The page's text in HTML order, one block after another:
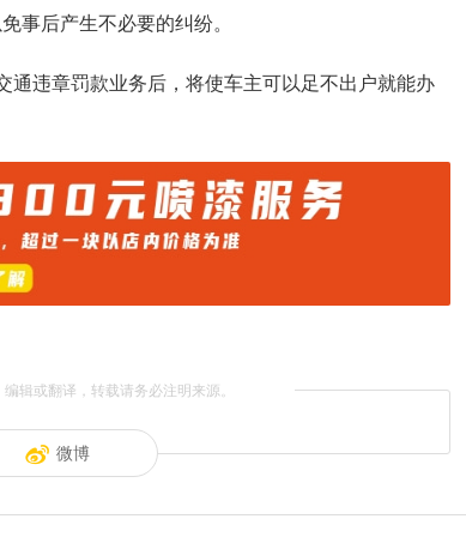
事后产生不必要的纠纷。
违章罚款业务后，将使车主可以足不出户就能办
辑或翻译，转载请务必注明来源。
微博